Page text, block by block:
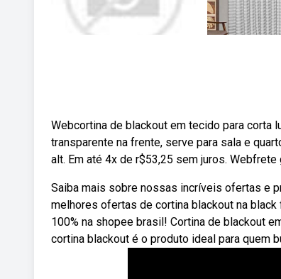
Webcortina de blackout em tecido para corta
transparente na frente, serve para sala e
alt. Em até 4x de r$53,25 sem juros.
Saiba mais sobre nossas incríveis ofertas e
melhores ofertas de cortina blackout na
100% na shopee brasil! Cortina de blackout
cortina blackout é o produto ideal para quem